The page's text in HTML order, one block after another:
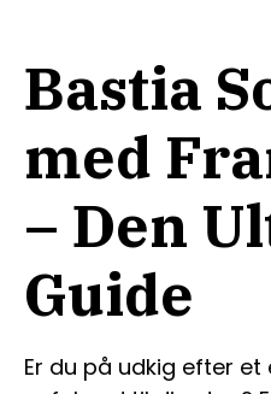
Bastia
med
– Den
Guide
Er du på udkig efter